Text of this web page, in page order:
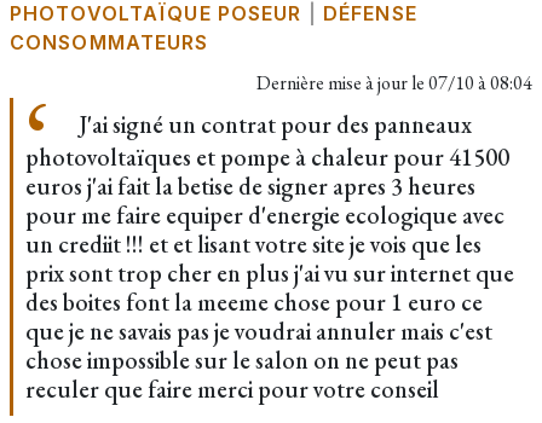
PHOTOVOLTAÏQUE POSEUR
DÉFENSE
CONSOMMATEURS
Dernière mise à jour le07/10 à 08:04
J'ai signé un contrat pour des panneaux
photovoltaïques et pompe à chaleur pour 41500
euros j'ai fait la betise de signer apres 3 heures
pour me faire equiper d'energie ecologique avec
un crediit !!! et et lisant votre site je vois que les
prix sont trop cher en plus j'ai vu sur internet que
des boites font la meeme chose pour 1 euro ce
que je ne savais pas je voudrai annuler mais c'est
chose impossible sur le salon on ne peut pas
reculer que faire merci pour votre conseil